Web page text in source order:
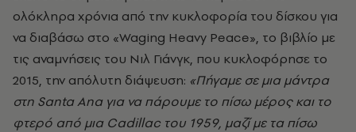
ολόκληρα χρόνια από την κυκλοφορία του δίσκου για
να διαβάσω στο «Waging Heavy Peace», το βιβλίο με
τις αναμνήσεις του Νιλ Γιάνγκ, που κυκλοφόρησε το
2015, την απόλυτη διάψευση: «Πήγαμε σε μια μάντρα
στη Santa Ana για να πάρουμε το πίσω μέρος και το
φτερό από μια Cadillac του 1959, μαζί με τα πίσω